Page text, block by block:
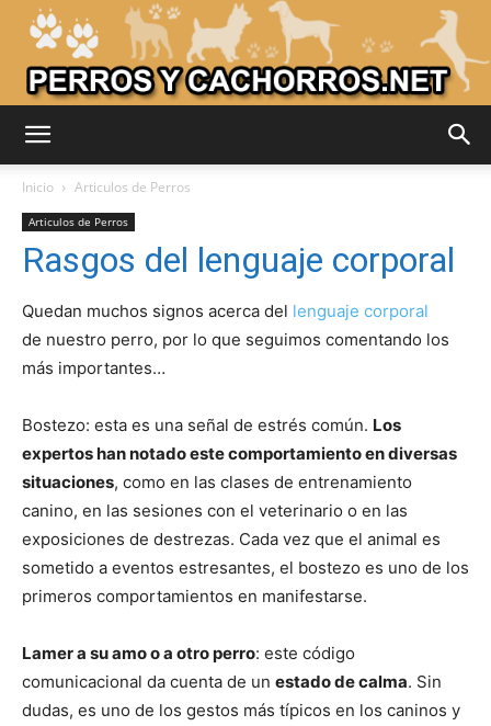
Perros
–
Razas
de
Perros
Inicio Articulos de Perros
Articulos de Perros
Rasgos del lenguaje corporal
Quedan muchos signos acerca del lenguaje corporal
de nuestro perro, por lo que seguimos comentando los
más importantes…
Bostezo: esta es una señal de estrés común. Los
expertos han notado este comportamiento en diversas
situaciones, como en las clases de entrenamiento
canino, en las sesiones con el veterinario o en las
exposiciones de destrezas. Cada vez que el animal es
sometido a eventos estresantes, el bostezo es uno de los
primeros comportamientos en manifestarse.
Lamer a su amo o a otro perro: este código
comunicacional da cuenta de un estado de calma. Sin
dudas, es uno de los gestos más típicos en los caninos y